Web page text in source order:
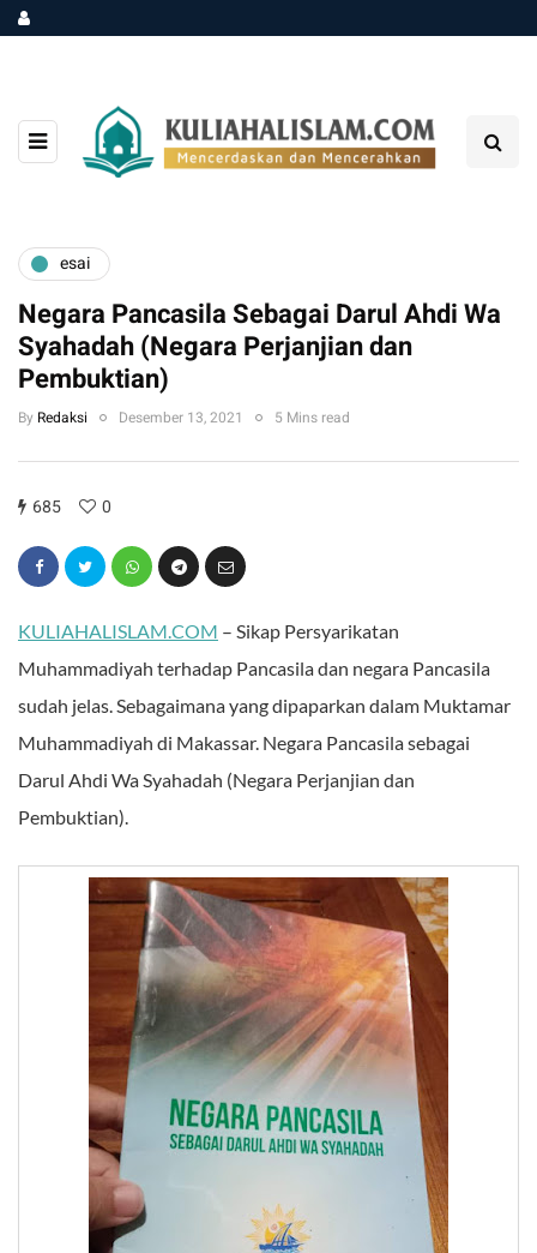
esai
Negara Pancasila Sebagai Darul Ahdi Wa
Syahadah (Negara Perjanjian dan
Pembuktian)
By Redaksi Desember 13, 2021 5 Mins read
685 0
KULIAHALISLAM.COM – Sikap Persyarikatan
Muhammadiyah terhadap Pancasila dan negara Pancasila
sudah jelas. Sebagaimana yang dipaparkan dalam Muktamar
Muhammadiyah di Makassar. Negara Pancasila sebagai
Darul Ahdi Wa Syahadah (Negara Perjanjian dan
Pembuktian).